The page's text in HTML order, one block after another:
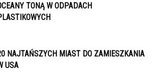
TONĄ W ODPADACH
NAJTAŃSZYCH MIAST DO ZAMIESZKANIA
USA